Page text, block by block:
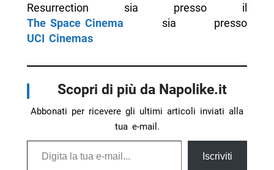
Resurrection sia presso il
The Space Cinema sia presso
UCI Cinemas
Scopri di più da Napolike.it
Abbonati per ricevere gli ultimi articoli inviati alla
tua e-mail.
Digita la tua e-mail...
Iscriviti